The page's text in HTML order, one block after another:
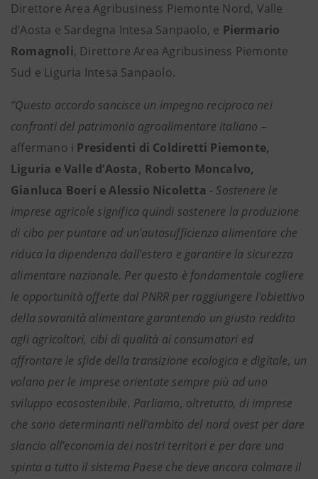
Direttore Area Agribusiness Piemonte Nord, Valle
d’Aosta e Sardegna Intesa Sanpaolo, e Piermario
Romagnoli, Direttore Area Agribusiness Piemonte
Sud e Liguria Intesa Sanpaolo.
“Questo accordo sancisce un impegno reciproco nei
confronti del patrimonio agroalimentare italiano –
affermano i Presidenti di Coldiretti Piemonte,
Liguria e Valle d’Aosta, Roberto Moncalvo,
Gianluca Boeri e Alessio Nicoletta - Sostenere le
imprese agricole significa quindi sostenere la produzione
di cibo per puntare ad un’autosufficienza alimentare che
riduca la dipendenza dall’estero e garantire la sicurezza
alimentare nazionale. Per questo è fondamentale cogliere
le opportunità offerte dal PNRR per raggiungere l'obiettivo
della sovranità alimentare garantendo un giusto reddito
agli agricoltori, cibi di qualità ai consumatori ed
affrontare le sfide della transizione ecologica e digitale, un
volano per le imprese orientate sempre più ad uno
sviluppo ecosostenibile. Parliamo, oltretutto, di imprese
che sono determinanti nell’ambito del nord ovest per dare
slancio all’economia dei nostri territori e per dare una
spinta a tutto il sistema Paese che deve ancora colmare il